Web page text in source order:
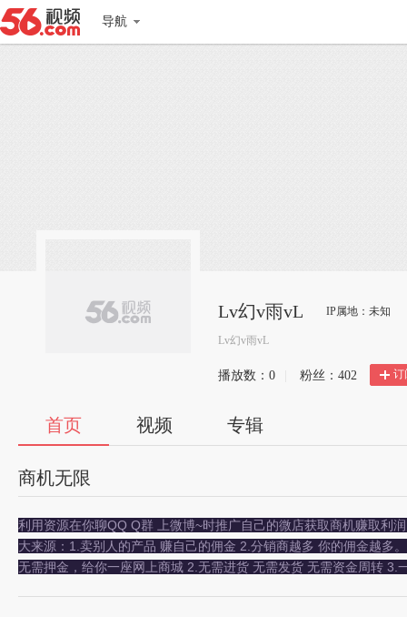
导航
Lv幻v雨vL IP属地：未知
Lv幻v雨vL
播放数： 0 粉丝： 402 订
首页 视频 专辑
商机无限
利用资源在你聊QQ Q群 上微博~时推广自己的微店获取商机赚取利润
大来源：1.卖别人的产品 赚自己的佣金 2.分销商越多 你的佣金越多
无需押金，给你一座网上商城 2.无需进货 无需发货 无需资金周转 3.